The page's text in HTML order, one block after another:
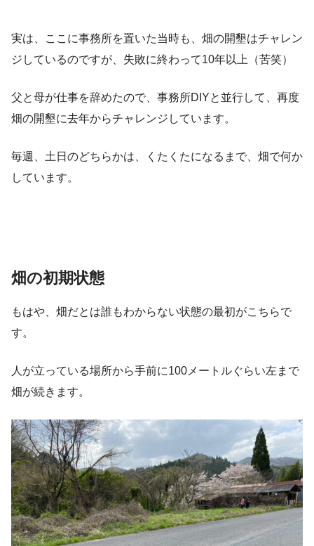
実は、ここに事務所を置いた当時も、畑の開墾はチャレン
ジしているのですが、失敗に終わって10年以上（苦笑）
父と母が仕事を辞めたので、事務所DIYと並行して、再度
畑の開墾に去年からチャレンジしています。
毎週、土日のどちらかは、くたくたになるまで、畑で何か
しています。
畑の初期状態
もはや、畑だとは誰もわからない状態の最初がこちらで
す。
人が立っている場所から手前に100メートルぐらい左まで
畑が続きます。